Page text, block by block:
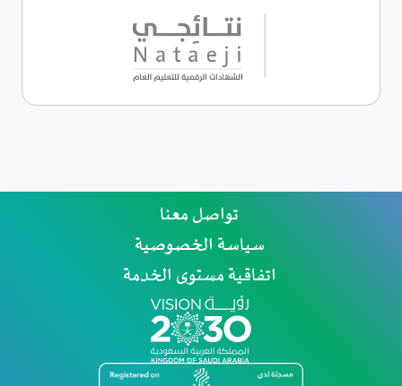
تواصل معنا
سياسة الخصوصية
اتفاقية مستوى الخدمة